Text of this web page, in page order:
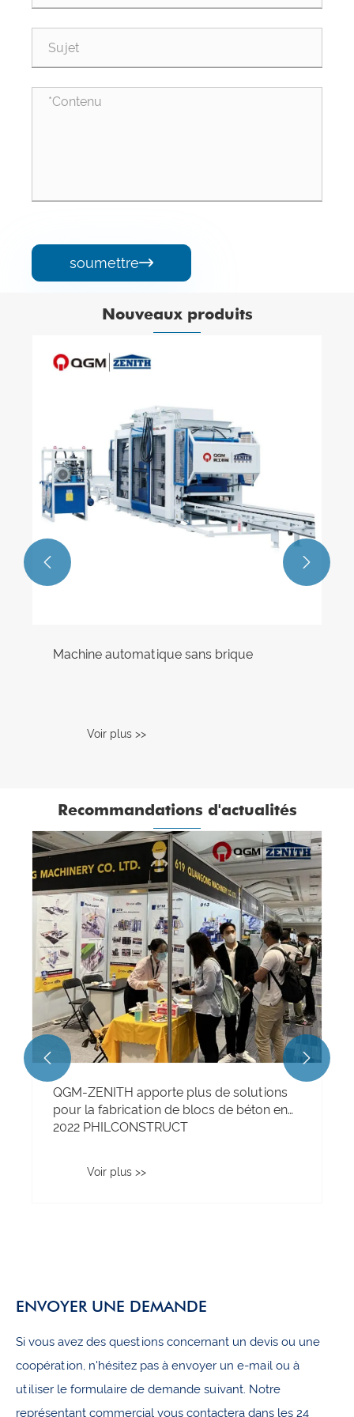
soumettre
Nouveaux produits
Machine automatique sans brique
Voir plus >>
 
Recommandations d'actualités
QGM-ZENITH apporte plus de solutions
pour la fabrication de blocs de béton en
2022 PHILCONSTRUCT
Voir plus >>
 
ENVOYER UNE DEMANDE
Si vous avez des questions concernant un devis ou une
coopération, n'hésitez pas à envoyer un e-mail ou à
utiliser le formulaire de demande suivant. Notre
représentant commercial vous contactera dans les 24